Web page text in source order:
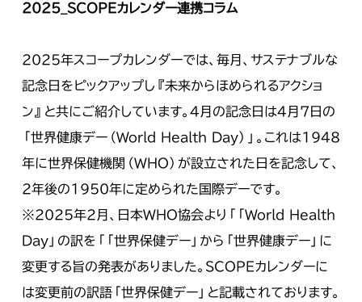
2025_SCOPEカレンダー連携コラム
2025年スコープカレンダーでは、毎月、サステナブルな
記念日をピックアップし『未来からほめられるアクショ
ン』と共にご紹介しています。4月の記念日は4月7日の
「世界健康デー（World Health Day）」。これは1948
年に世界保健機関（WHO）が設立された日を記念して、
2年後の1950年に定められた国際デーです。
※2025年2月、日本WHO協会より「「World Health
Day」の訳を「「世界保健デー」から「世界健康デー」に
変更する旨の発表がありました。SCOPEカレンダーに
は変更前の訳語「世界保健デー」と記載されております。